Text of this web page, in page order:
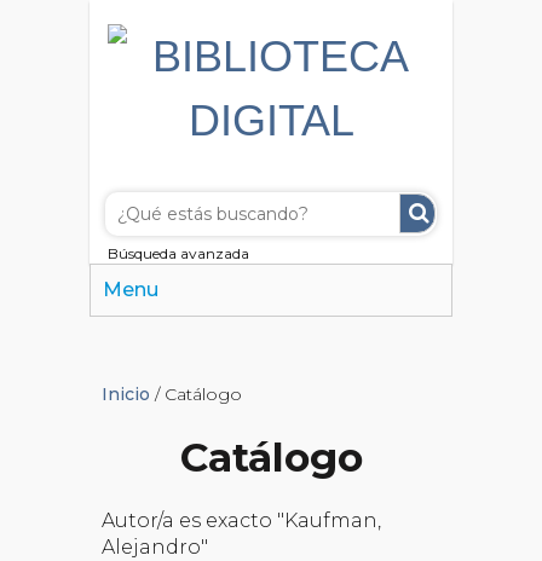
Búsqueda avanzada
Menu
Inicio / Catálogo
Catálogo
Autor/a es exacto "Kaufman,
Alejandro"